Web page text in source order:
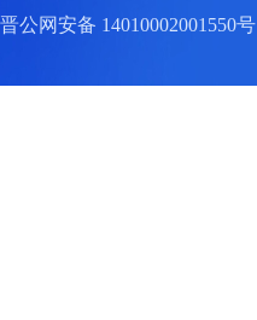
晋公网安备 14010002001550号